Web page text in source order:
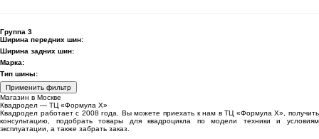
Группа 3
Ширина передних шин:
Ширина задних шин:
Марка:
Тип шины:
Применить фильтр
Магазин в Москве
Квадродел — ТЦ «Формула Х»
Квадродел работает с 2008 года. Вы можете приехать к нам в ТЦ «Формула Х», получить
консультацию, подобрать товары для квадроцикла по модели техники и условиям
эксплуатации, а также забрать заказ.